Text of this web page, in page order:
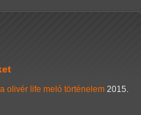
olivér life meló történelem 2015.